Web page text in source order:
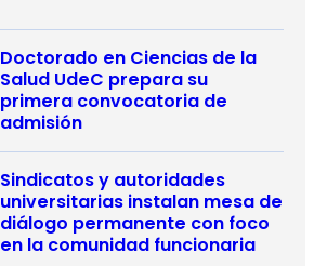
Doctorado en Ciencias de la
Salud UdeC prepara su
primera convocatoria de
admisión
Sindicatos y autoridades
universitarias instalan mesa de
diálogo permanente con foco
en la comunidad funcionaria